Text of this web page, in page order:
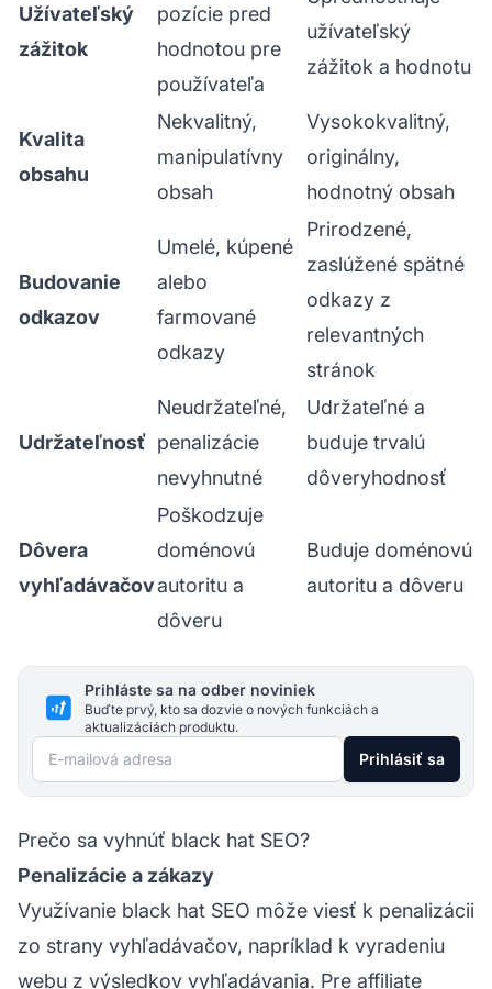
Užívateľský
zážitok
pozície pred
hodnotou pre
používateľa
užívateľský
zážitok a hodnotu
Kvalita
obsahu
Nekvalitný,
manipulatívny
obsah
Vysokokvalitný,
originálny,
hodnotný obsah
Budovanie
odkazov
Umelé, kúpené
alebo
farmované
odkazy
Prirodzené,
zaslúžené spätné
odkazy z
relevantných
stránok
Udržateľnosť
Neudržateľné,
penalizácie
nevyhnutné
Udržateľné a
buduje trvalú
dôveryhodnosť
Dôvera
vyhľadávačov
Poškodzuje
doménovú
autoritu a
dôveru
Buduje doménovú
autoritu a dôveru
Prihláste sa na odber noviniek
Buďte prvý, kto sa dozvie o nových funkciách a
aktualizáciách produktu.
E-mailová adresa Prihlásiť sa
Prečo sa vyhnúť black hat SEO?
Penalizácie a zákazy
Využívanie black hat SEO môže viesť k penalizácii
zo strany vyhľadávačov, napríklad k vyradeniu
webu z výsledkov vyhľadávania. Pre affiliate